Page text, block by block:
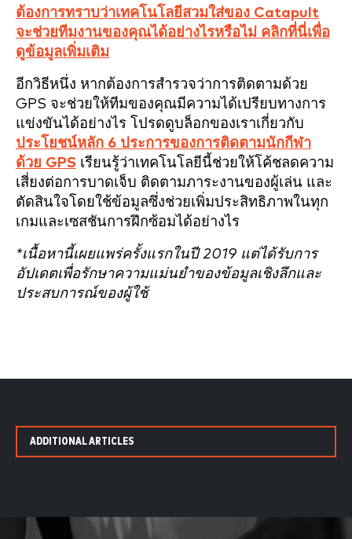
ต้องการทราบว่าเทคโนโลยีสวมใส่ของ Catapult
จะช่วยทีมงานของคุณได้อย่างไรหรือไม่ คลิกที่นี่เพื่อ
ดูข้อมูลเพิ่มเติม
อีกวิธีหนึ่ง หากต้องการสำรวจว่าการติดตามด้วย
GPS จะช่วยให้ทีมของคุณมีความได้เปรียบทางการ
แข่งขันได้อย่างไร โปรดดูบล็อกของเราเกี่ยวกับ
ประโยชน์หลัก 6 ประการของการติดตามนักกีฬา
ด้วย GPS เรียนรู้ว่าเทคโนโลยีนี้ช่วยให้โค้ชลดความ
เสี่ยงต่อการบาดเจ็บ ติดตามภาระงานของผู้เล่น และ
ตัดสินใจโดยใช้ข้อมูลซึ่งช่วยเพิ่มประสิทธิภาพในทุก
เกมและเซสชันการฝึกซ้อมได้อย่างไร
*เนื้อหานี้เผยแพร่ครั้งแรกในปี 2019 แต่ได้รับการ
อัปเดตเพื่อรักษาความแม่นยำของข้อมูลเชิงลึกและ
ประสบการณ์ของผู้ใช้
ADDITIONAL ARTICLES